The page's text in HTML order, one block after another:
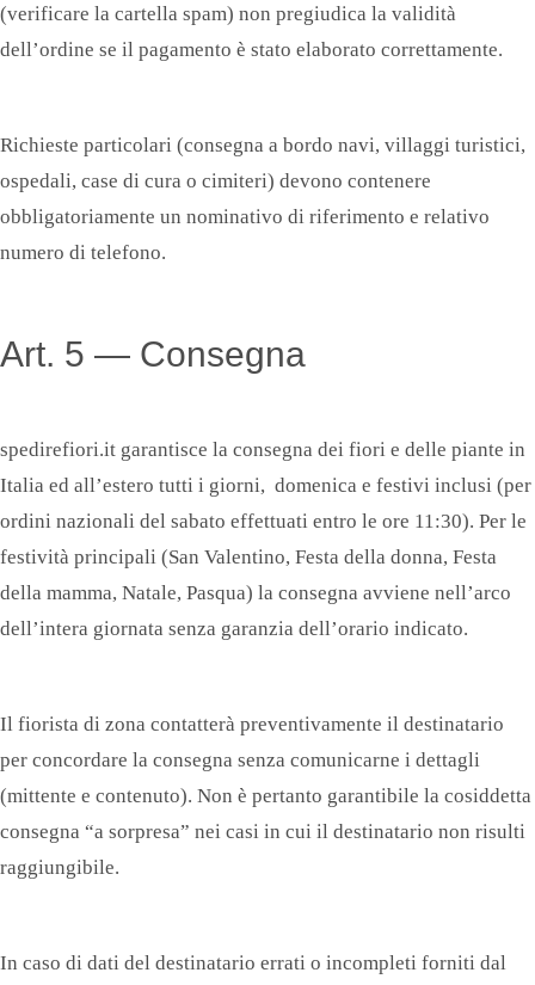
(verificare la cartella spam) non pregiudica la validità
dell’ordine se il pagamento è stato elaborato correttamente.
Richieste particolari (consegna a bordo navi, villaggi turistici,
ospedali, case di cura o cimiteri) devono contenere
obbligatoriamente un nominativo di riferimento e relativo
numero di telefono.
Art. 5 — Consegna
spedirefiori.it garantisce la consegna dei fiori e delle piante in
Italia ed all’estero tutti i giorni, domenica e festivi inclusi (per
ordini nazionali del sabato effettuati entro le ore 11:30). Per le
festività principali (San Valentino, Festa della donna, Festa
della mamma, Natale, Pasqua) la consegna avviene nell’arco
dell’intera giornata senza garanzia dell’orario indicato.
Il fiorista di zona contatterà preventivamente il destinatario
per concordare la consegna senza comunicarne i dettagli
(mittente e contenuto). Non è pertanto garantibile la cosiddetta
consegna “a sorpresa” nei casi in cui il destinatario non risulti
raggiungibile.
In caso di dati del destinatario errati o incompleti forniti dal